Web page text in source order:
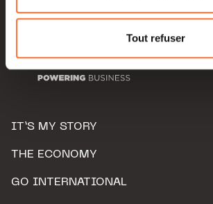
Pour de plus amples informations sur la
nous utilisons lescookies et sommes
Charte d’usage des cookieset notre
Tout refuser
IT’S MY STORY
THE ECONOMY
GO INTERNATIONAL